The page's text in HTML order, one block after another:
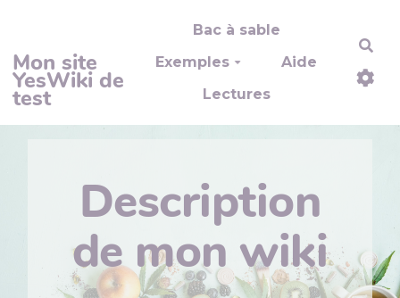
Aller au contenu principal
Mon site
YesWiki de
test
Bac à sable
Exemples
Aide
Lectures
Description
de mon wiki